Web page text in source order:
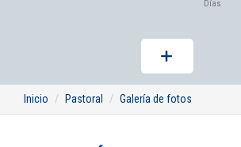
Días
Inicio Pastoral Galería de fotos
Planta Docente
ADMISIONES
BIENESTAR